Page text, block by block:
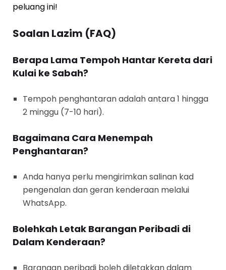
peluang ini!
Soalan Lazim (FAQ)
Berapa Lama Tempoh Hantar Kereta dari
Kulai ke Sabah?
Tempoh penghantaran adalah antara 1 hingga
2 minggu (7-10 hari).
Bagaimana Cara Menempah
Penghantaran?
Anda hanya perlu mengirimkan salinan kad
pengenalan dan geran kenderaan melalui
WhatsApp.
Bolehkah Letak Barangan Peribadi di
Dalam Kenderaan?
Barangan peribadi boleh diletakkan dalam